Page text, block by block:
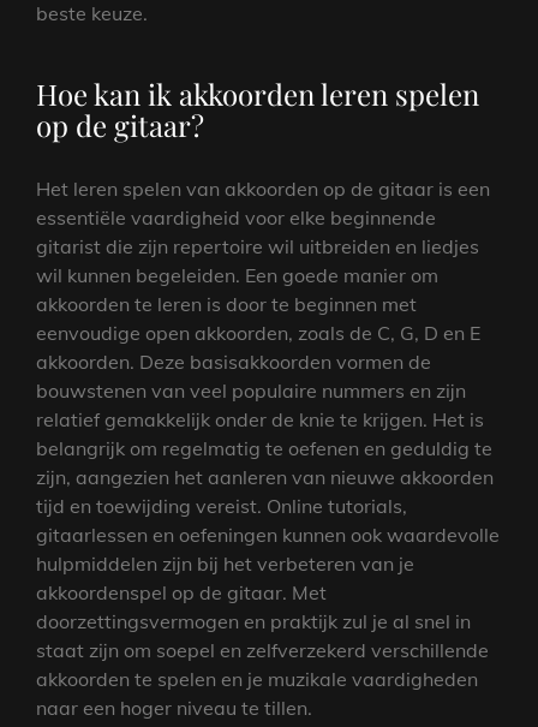
beste keuze.
Hoe kan ik akkoorden leren spelen
op de gitaar?
Het leren spelen van akkoorden op de gitaar is een
essentiële vaardigheid voor elke beginnende
gitarist die zijn repertoire wil uitbreiden en liedjes
wil kunnen begeleiden. Een goede manier om
akkoorden te leren is door te beginnen met
eenvoudige open akkoorden, zoals de C, G, D en E
akkoorden. Deze basisakkoorden vormen de
bouwstenen van veel populaire nummers en zijn
relatief gemakkelijk onder de knie te krijgen. Het is
belangrijk om regelmatig te oefenen en geduldig te
zijn, aangezien het aanleren van nieuwe akkoorden
tijd en toewijding vereist. Online tutorials,
gitaarlessen en oefeningen kunnen ook waardevolle
hulpmiddelen zijn bij het verbeteren van je
akkoordenspel op de gitaar. Met
doorzettingsvermogen en praktijk zul je al snel in
staat zijn om soepel en zelfverzekerd verschillende
akkoorden te spelen en je muzikale vaardigheden
naar een hoger niveau te tillen.